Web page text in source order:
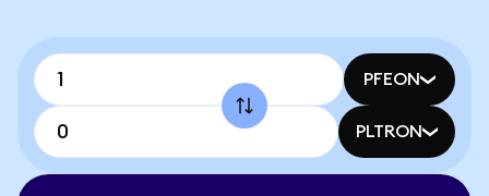
PFEON
PLTRON